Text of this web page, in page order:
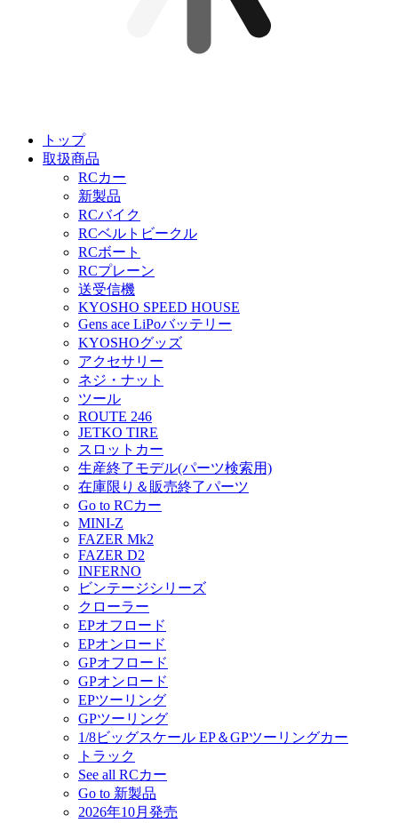
トップ
取扱商品
RCカー
新製品
RCバイク
RCベルトビークル
RCボート
RCプレーン
送受信機
KYOSHO SPEED HOUSE
Gens ace LiPoバッテリー
KYOSHOグッズ
アクセサリー
ネジ・ナット
ツール
ROUTE 246
JETKO TIRE
スロットカー
生産終了モデル(パーツ検索用)
在庫限り＆販売終了パーツ
Go to RCカー
MINI-Z
FAZER Mk2
FAZER D2
INFERNO
ビンテージシリーズ
クローラー
EPオフロード
EPオンロード
GPオフロード
GPオンロード
EPツーリング
GPツーリング
1/8ビッグスケール EP＆GPツーリングカー
トラック
See all RCカー
Go to 新製品
2026年10月発売